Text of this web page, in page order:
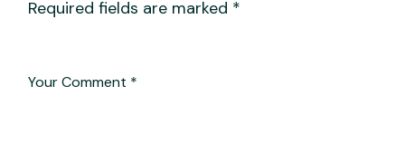
Required fields are marked *